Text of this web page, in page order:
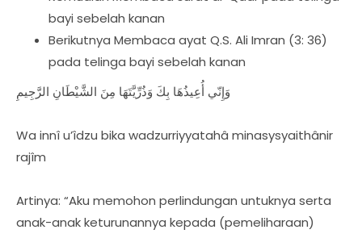
bayi sebelah kanan
Berikutnya Membaca ayat Q.S. Ali Imran (3: 36)
pada telinga bayi sebelah kanan
وَإِنّي أُعِيذُهَا بِكَ وَذُرِّيَّتَهَا مِنَ الشَّيْطَانِ الرَّجِيمِ
Wa innî u’îdzu bika wadzurriyyatahâ minasysyaithânir
rajîm
Artinya: “Aku memohon perlindungan untuknya serta
anak-anak keturunannya kepada (pemeliharaan)